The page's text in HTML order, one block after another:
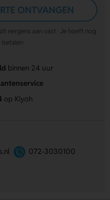
ONTVANGEN
nergens aan vast · Je hoeft nog
betalen
binnen 24 uur
op Kiyoh
072-3030100